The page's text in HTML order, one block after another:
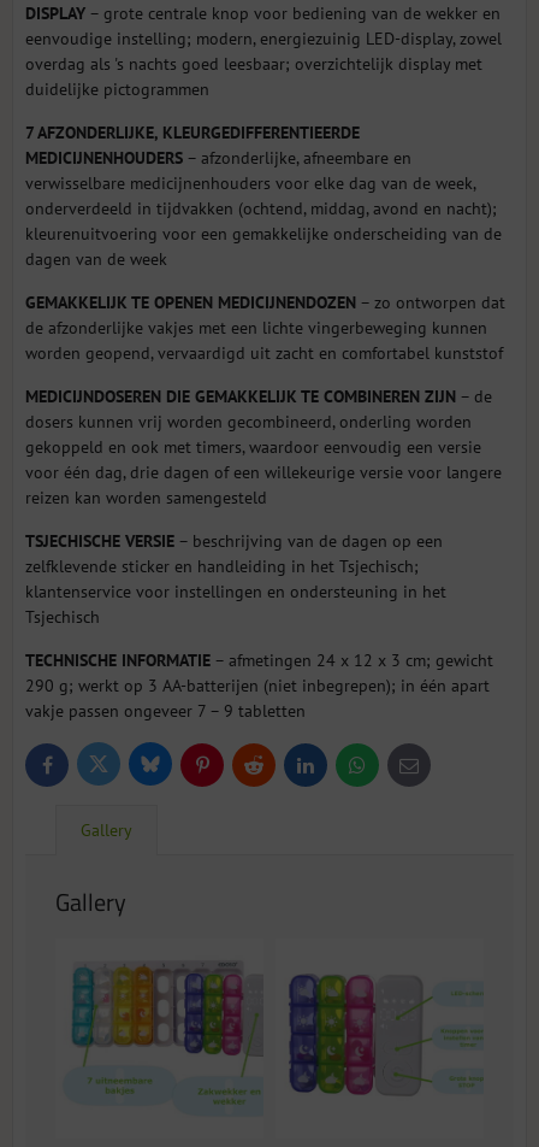
DISPLAY – grote centrale knop voor bediening van de wekker en
eenvoudige instelling; modern, energiezuinig LED-display, zowel
overdag als 's nachts goed leesbaar; overzichtelijk display met
duidelijke pictogrammen
7 AFZONDERLIJKE, KLEURGEDIFFERENTIEERDE
MEDICIJNENHOUDERS – afzonderlijke, afneembare en
verwisselbare medicijnenhouders voor elke dag van de week,
onderverdeeld in tijdvakken (ochtend, middag, avond en nacht);
kleurenuitvoering voor een gemakkelijke onderscheiding van de
dagen van de week
GEMAKKELIJK TE OPENEN MEDICIJNENDOZEN – zo ontworpen dat
de afzonderlijke vakjes met een lichte vingerbeweging kunnen
worden geopend, vervaardigd uit zacht en comfortabel kunststof
MEDICIJNDOSEREN DIE GEMAKKELIJK TE COMBINEREN ZIJN – de
dosers kunnen vrij worden gecombineerd, onderling worden
gekoppeld en ook met timers, waardoor eenvoudig een versie
voor één dag, drie dagen of een willekeurige versie voor langere
reizen kan worden samengesteld
TSJECHISCHE VERSIE – beschrijving van de dagen op een
zelfklevende sticker en handleiding in het Tsjechisch;
klantenservice voor instellingen en ondersteuning in het
Tsjechisch
TECHNISCHE INFORMATIE – afmetingen 24 x 12 x 3 cm; gewicht
290 g; werkt op 3 AA-batterijen (niet inbegrepen); in één apart
vakje passen ongeveer 7 – 9 tabletten
FacebookTwitter BlueskyPinterestReddit LinkedInWhatsApp
E-
mail
Gallery
Gallery